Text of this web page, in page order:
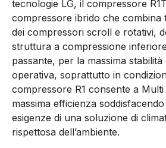
tecnologie LG, il compressore
compressore ibrido che combina
dei compressori scroll e rotativi,
struttura a compressione
passante, per la massima
operativa, soprattutto in
compressore R1 consente a
massima efficienza
esigenze di una soluzione di
rispettosa dell’ambiente.